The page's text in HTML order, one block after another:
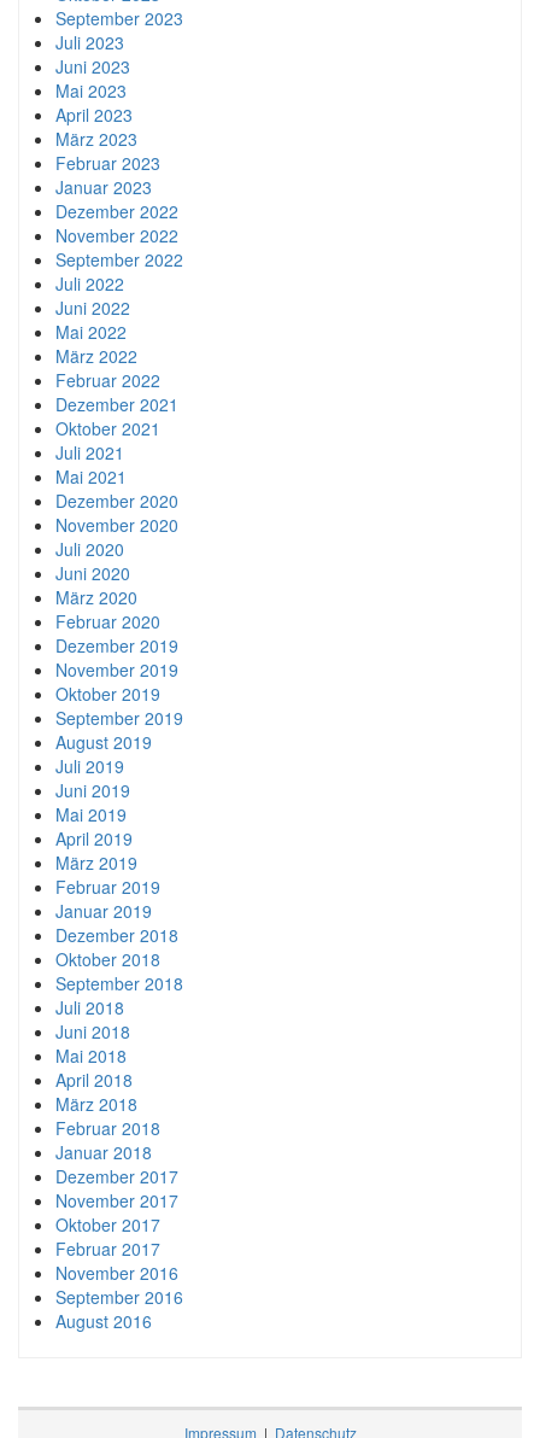
September 2023
Juli 2023
Juni 2023
Mai 2023
April 2023
März 2023
Februar 2023
Januar 2023
Dezember 2022
November 2022
September 2022
Juli 2022
Juni 2022
Mai 2022
März 2022
Februar 2022
Dezember 2021
Oktober 2021
Juli 2021
Mai 2021
Dezember 2020
November 2020
Juli 2020
Juni 2020
März 2020
Februar 2020
Dezember 2019
November 2019
Oktober 2019
September 2019
August 2019
Juli 2019
Juni 2019
Mai 2019
April 2019
März 2019
Februar 2019
Januar 2019
Dezember 2018
Oktober 2018
September 2018
Juli 2018
Juni 2018
Mai 2018
April 2018
März 2018
Februar 2018
Januar 2018
Dezember 2017
November 2017
Oktober 2017
Februar 2017
November 2016
September 2016
August 2016
Impressum | Datenschutz